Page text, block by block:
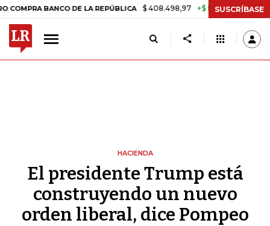
BANCO DE LA REPÚBLICA $ 408.498,97 +$ 8.753,81 +2,19%
SUSCRÍBASE
HACIENDA
El presidente Trump está
construyendo un nuevo
orden liberal, dice Pompeo